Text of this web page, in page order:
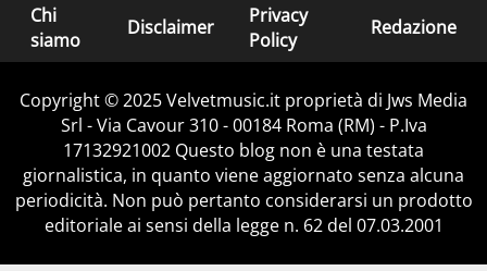
Chi
siamo
Disclaimer
Privacy
Policy
Redazione
Copyright © 2025 Velvetmusic.it proprietà di Jws Media
Srl - Via Cavour 310 - 00184 Roma (RM) - P.Iva
17132921002 Questo blog non è una testata
giornalistica, in quanto viene aggiornato senza alcuna
periodicità. Non può pertanto considerarsi un prodotto
editoriale ai sensi della legge n. 62 del 07.03.2001